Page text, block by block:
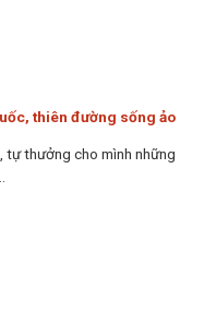
thiên đường sống ảo
tự thưởng cho mình những